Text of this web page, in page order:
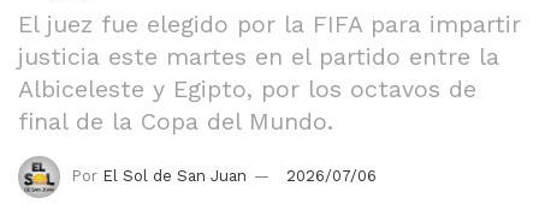
El juez fue elegido por la FIFA para impartir
justicia este martes en el partido entre la
Albiceleste y Egipto, por los octavos de
final de la Copa del Mundo.
Por El Sol de San Juan 2026/07/06